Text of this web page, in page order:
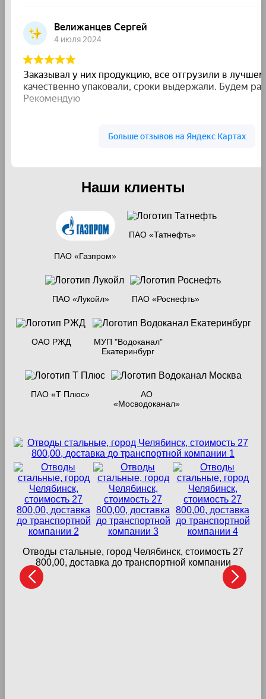
Наши клиенты
ПАО «Газпром»
ПАО «Татнефть»
ПАО «Лукойл» ПАО «Роснефть»
ОАО РЖД
МУП "Водоканал"
Екатеринбург
ПАО «Т Плюс»
АО
«Мосводоканал»
Отводы стальные, город Челябинск, стоимость 27
800,00, доставка до транспортной компании